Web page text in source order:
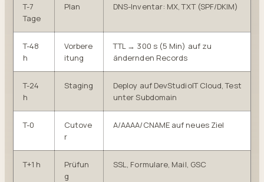
T-7
Tage
Plan DNS-Inventar: MX, TXT (SPF/DKIM)
T-48
h
Vorbere
itung
TTL → 300 s (5 Min) auf zu
ändernden Records
T-24
h
Staging
Deploy auf DevStudioIT Cloud, Test
unter Subdomain
T-0
Cutove
r
A/AAAA/CNAME auf neues Ziel
T+1 h
Prüfun
g
SSL, Formulare, Mail, GSC